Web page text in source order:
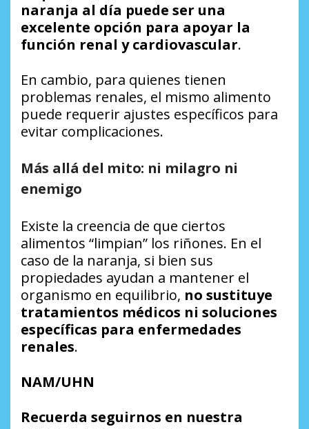
naranja al día puede ser una
excelente opción para apoyar la
función renal y cardiovascular.
En cambio, para quienes tienen
problemas renales, el mismo alimento
puede requerir ajustes específicos para
evitar complicaciones.
Más allá del mito: ni milagro ni
enemigo
Existe la creencia de que ciertos
alimentos “limpian” los riñones. En el
caso de la naranja, si bien sus
propiedades ayudan a mantener el
organismo en equilibrio, no sustituye
tratamientos médicos ni soluciones
específicas para enfermedades
renales.
NAM/UHN
Recuerda seguirnos en nuestra